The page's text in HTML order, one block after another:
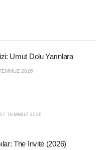
Umut Dolu Yarınlara
2026
27 TEMMUZ 2026
The Invite (2026)